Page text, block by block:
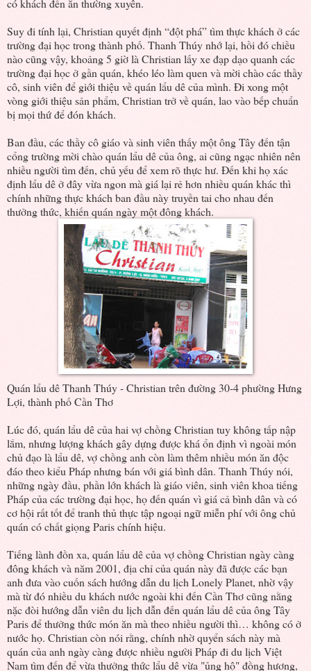
có khách đến ăn thường xuyên.
Suy đi tính lại, Christian quyết định “đột phá” tìm thực khách ở các
trường đại học trong thành phố. Thanh Thúy nhớ lại, hồi đó chiều
nào cũng vậy, khoảng 5 giờ là Christian lấy xe đạp dạo quanh các
trường đại học ở gần quán, khéo léo làm quen và mời chào các thầy
cô, sinh viên để giới thiệu về quán lẩu dê của mình. Đi xong một
vòng giới thiệu sản phẩm, Christian trở về quán, lao vào bếp chuẩn
bị mọi thứ để đón khách.
Ban đầu, các thầy cô giáo và sinh viên thấy một ông Tây đến tận
cổng trường mời chào quán lẩu dê của ông, ai cũng ngạc nhiên nên
nhiều người tìm đến, chủ yếu để xem rõ thực hư. Đến khi họ xác
định lẩu dê ở đây vừa ngon mà giá lại rẻ hơn nhiều quán khác thì
chính những thực khách ban đầu này truyền tai cho nhau đến
thưởng thức, khiến quán ngày một đông khách.
Quán lẩu dê Thanh Thúy - Christian trên đường 30-4 phường Hưng
Lợi, thành phố Cần Thơ
Lúc đó, quán lẩu dê của hai vợ chồng Christian tuy không tấp nập
lắm, nhưng lượng khách gây dựng được khá ổn định vì ngoài món
chủ đạo là lẩu dê, vợ chồng anh còn làm thêm nhiều món ăn độc
đáo theo kiểu Pháp nhưng bán với giá bình dân. Thanh Thúy nói,
những ngày đầu, phần lớn khách là giáo viên, sinh viên khoa tiếng
Pháp của các trường đại học, họ đến quán vì giá cả bình dân và có
cơ hội rất tốt để tranh thủ thực tập ngoại ngữ miễn phí với ông chủ
quán có chất giọng Paris chính hiệu.
Tiếng lành đồn xa, quán lẩu dê của vợ chồng Christian ngày càng
đông khách và năm 2001, địa chỉ của quán này đã được các bạn
anh đưa vào cuốn sách hướng dẫn du lịch Lonely Planet, nhờ vậy
mà từ đó nhiều du khách nước ngoài khi đến Cần Thơ cũng nằng
nặc đòi hướng dẫn viên du lịch dẫn đến quán lẩu dê của ông Tây
Paris để thưởng thức món ăn mà theo nhiều người thì… không có ở
nước họ. Christian còn nói rằng, chính nhờ quyển sách này mà
quán của anh ngày càng được nhiều người Pháp đi du lịch Việt
Nam tìm đến để vừa thưởng thức lẩu dê vừa "ủng hộ" đồng hương,